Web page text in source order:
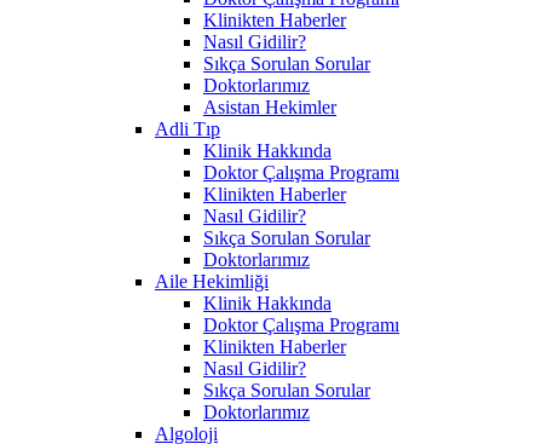
Klinikten Haberler
Nasıl Gidilir?
Sıkça Sorulan Sorular
Doktorlarımız
Asistan Hekimler
Adli Tıp
Klinik Hakkında
Doktor Çalışma Programı
Klinikten Haberler
Nasıl Gidilir?
Sıkça Sorulan Sorular
Doktorlarımız
Aile Hekimliği
Klinik Hakkında
Doktor Çalışma Programı
Klinikten Haberler
Nasıl Gidilir?
Sıkça Sorulan Sorular
Doktorlarımız
Algoloji